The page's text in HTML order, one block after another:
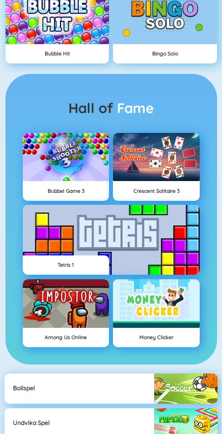
Bubble Hit Bingo Solo
Hall of Fame
Bubbel Game 3 Crescent Solitaire 3
Tetris 1
Among Us Online Money Clicker
Bollspel
Undvika Spel